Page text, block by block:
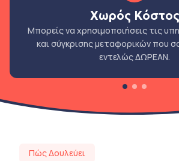
Χωρός Κόστος
Μπορείς να χρησιμοποιήσεις τις
και σύγκρισης μεταφορικών που
εντελώς ΔΩΡΕΑΝ.
Πώς Δουλεύει